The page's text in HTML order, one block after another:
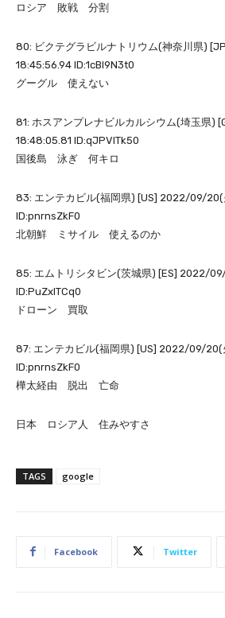
ロシア 敗戦 分割
80: ビクテグラビルナトリウム(神奈川県)
18:45:56.94 ID:1cBl9N3t0
グーグル 使えない
81: ホスアンプレナビルカルシウム(埼玉県)
18:48:05.81 ID:qJPVITk50
国後島 泳ぎ 何キロ
83: エンテカビル(福岡県) [US] 2022/09/20(
ID:pnrnsZkF0
北朝鮮 ミサイル 使えるのか
85: エムトリシタビン(茨城県) [ES] 2022/
ID:PuZxlTCq0
ドローン 買取
87: エンテカビル(福岡県) [US] 2022/09/20(
ID:pnrnsZkF0
樺太経由 脱出 亡命
日本 ロシア人 住みやすさ
TAGS google
Facebook Twitter